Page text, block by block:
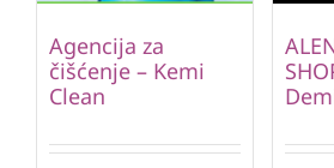
Agencija za
čišćenje – Kemi
Clean